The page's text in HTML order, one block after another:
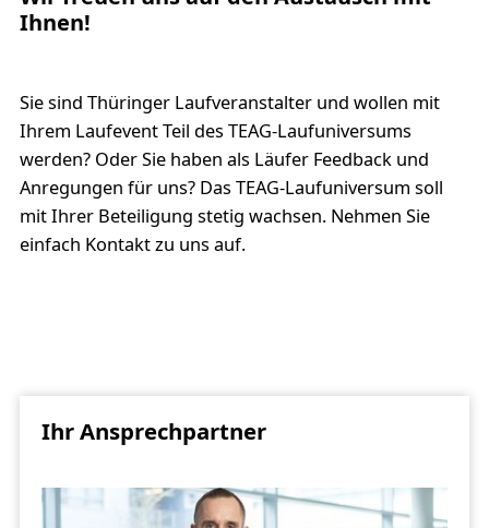
Ihnen!
Sie sind Thüringer Laufveranstalter und wollen mit
Ihrem Laufevent Teil des TEAG-Laufuniversums
werden? Oder Sie haben als Läufer Feedback und
Anregungen für uns? Das TEAG-Laufuniversum soll
mit Ihrer Beteiligung stetig wachsen. Nehmen Sie
einfach Kontakt zu uns auf.
Ihr Ansprechpartner